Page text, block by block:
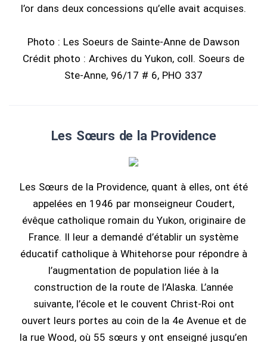
l’or dans deux concessions qu’elle avait acquises.
Photo : Les Soeurs de Sainte-Anne de Dawson
Crédit photo : Archives du Yukon, coll. Soeurs de
Ste-Anne, 96/17 # 6, PHO 337
Les Sœurs de la Providence
Les Sœurs de la Providence, quant à elles, ont été
appelées en 1946 par monseigneur Coudert,
évêque catholique romain du Yukon, originaire de
France. Il leur a demandé d’établir un système
éducatif catholique à Whitehorse pour répondre à
l’augmentation de population liée à la
construction de la route de l’Alaska. L’année
suivante, l’école et le couvent Christ-Roi ont
ouvert leurs portes au coin de la 4e Avenue et de
la rue Wood, où 55 sœurs y ont enseigné jusqu’en